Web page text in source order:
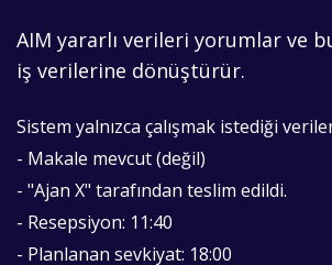
AIM yararlı verileri yorumlar ve
iş verilerine dönüştürür.
Sistem yalnızca çalışmak istediği
- Makale mevcut (değil)
- "Ajan X" tarafından teslim edildi.
- Resepsiyon: 11:40
- Planlanan sevkiyat: 18:00